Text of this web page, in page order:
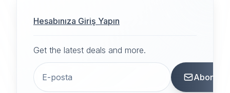
Hesabınıza Giriş Yapın
Get the latest deals and more.
Abone